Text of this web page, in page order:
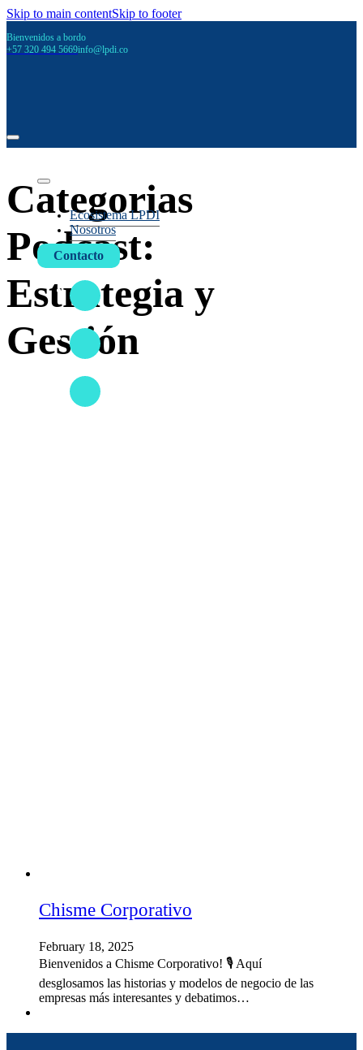
Skip to main contentSkip to footer
Bienvenidos a bordo
+57 320 494 5669info@lpdi.co
Ecosistema LPDI
Nosotros
Contacto
Categorias
Podcast:
Estrategia y
Gestión
Chisme Corporativo
February 18, 2025
Bienvenidos a Chisme Corporativo! 🎙️ Aquí
desglosamos las historias y modelos de negocio de las
empresas más interesantes y debatimos…